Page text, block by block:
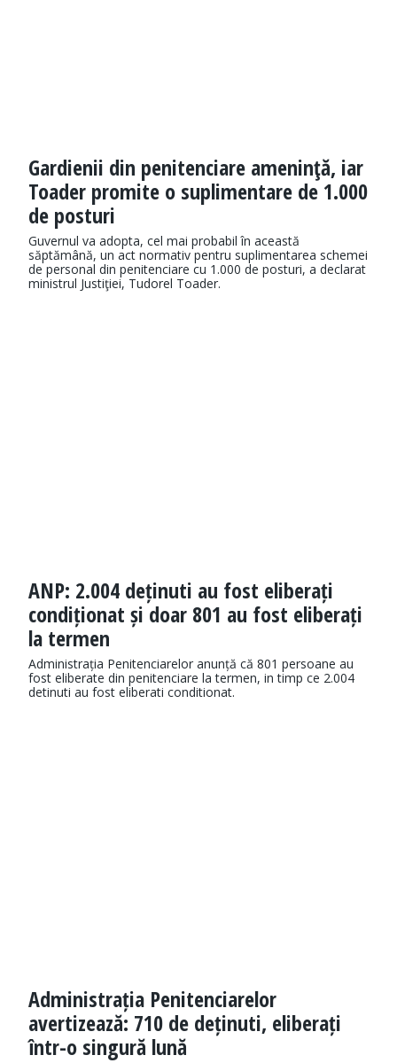
Gardienii din penitenciare ameninţă, iar
Toader promite o suplimentare de 1.000
de posturi
Guvernul va adopta, cel mai probabil în această
săptămână, un act normativ pentru suplimentarea schemei
de personal din penitenciare cu 1.000 de posturi, a declarat
ministrul Justiţiei, Tudorel Toader.
ANP: 2.004 deținuti au fost eliberați
condiționat și doar 801 au fost eliberați
la termen
Administrația Penitenciarelor anunță că 801 persoane au
fost eliberate din penitenciare la termen, in timp ce 2.004
detinuti au fost eliberati conditionat.
Administrația Penitenciarelor
avertizează: 710 de deținuti, eliberați
într-o singură lună